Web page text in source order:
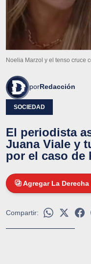
Noelia Marzol y el tenso cruce
porRedacción
SOCIEDAD
El periodista
Juana Viale y
por el caso de
Agregar La Derecha
Compartir: